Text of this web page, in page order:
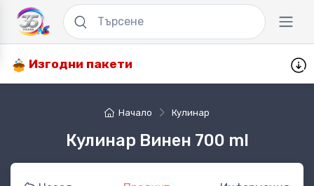
Изгодни пакети
Начало Кулинар
Кулинар Винен 700 ml